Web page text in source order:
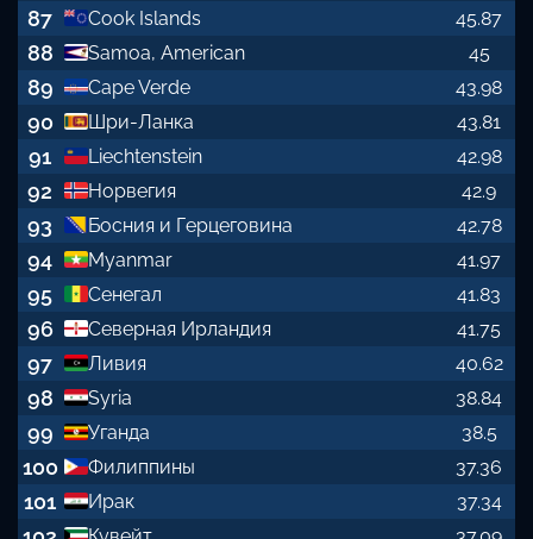
87 Cook Islands 45.87
88 Samoa, American 45
89 Cape Verde 43.98
90 Шри-Ланка 43.81
91 Liechtenstein 42.98
92 Норвегия 42.9
93 Босния и Герцеговина 42.78
94 Myanmar 41.97
95 Сенегал 41.83
96 Северная Ирландия 41.75
97 Ливия 40.62
98 Syria 38.84
99 Уганда 38.5
100 Филиппины 37.36
101 Ирак 37.34